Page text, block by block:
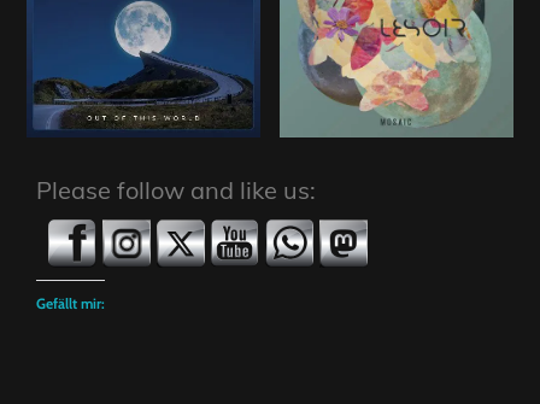
Please follow and like us:
Gefällt mir: